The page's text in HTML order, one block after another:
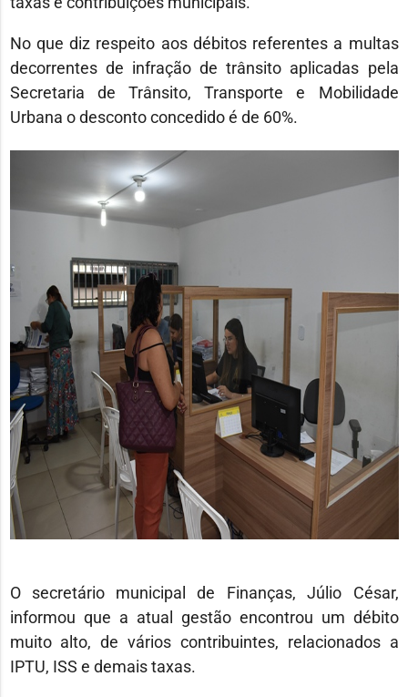
No que diz respeito aos débitos referentes a multas
decorrentes de infração de trânsito aplicadas pela
Secretaria de Trânsito, Transporte e Mobilidade
Urbana o desconto concedido é de 60%.
O secretário municipal de Finanças, Júlio César,
informou que a atual gestão encontrou um débito
muito alto, de vários contribuintes, relacionados a
IPTU, ISS e demais taxas.